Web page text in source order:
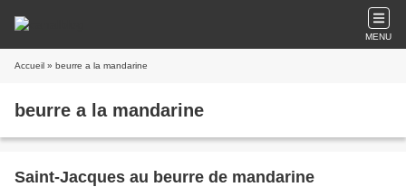
MENU
Accueil » beurre a la mandarine
beurre a la mandarine
Saint-Jacques au beurre de mandarine